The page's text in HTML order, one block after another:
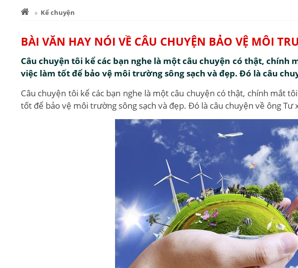
Kể chuyện
BÀI VĂN HAY NÓI VỀ CÂU CHUYỆN BẢO VỆ MÔI
Câu chuyện tôi kể các bạn nghe là một câu chuyện có thật,
việc làm tốt để bảo vệ môi trường sông sạch và đẹp. Đó là câu
Câu chuyện tôi kể các bạn nghe là một câu chuyện có thật, chính mắt
tốt để bảo vệ môi trường sông sạch và đẹp. Đó là câu chuyện về ông Tư